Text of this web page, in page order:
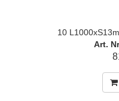
10
Art.